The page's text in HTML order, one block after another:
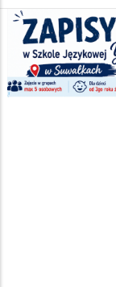
Szukana fraza w